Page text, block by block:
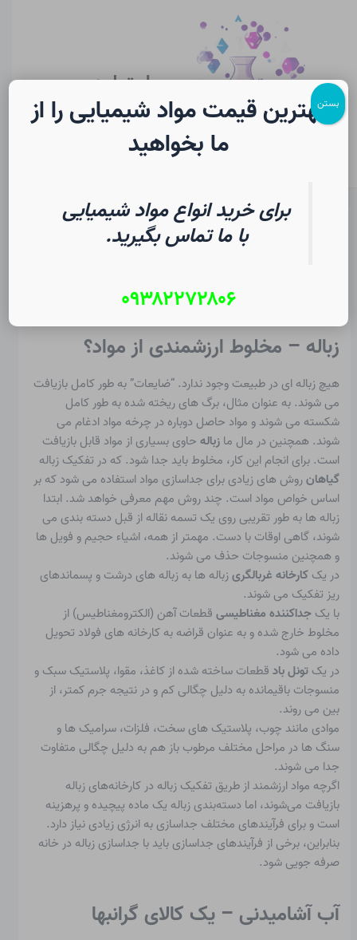
سایت لرن
شیمی
جداسازی مواد در شیمی | فرهنگ
Christopher J. Ziegler
زباله – مخلوط ارزشمندی از مواد؟
هیچ زباله ای در طبیعت وجود ندارد. “ضایعات” به طور کامل بازیافت
می شوند. به عنوان مثال، برگ های ریخته شده به طور کامل
شکسته می شوند و مواد حاصل دوباره در چرخه مواد ادغام می
شوند. همچنین در مال مازباله حاوی بسیاری از مواد قابل بازیافت
است. برای انجام این کار، مخلوط باید جدا شود. که در تفکیک زباله
گیاهانروش های زیادی برای جداسازی مواد استفاده می شود که بر
اساس خواص مواد است. چند روش مهم معرفی خواهد شد. ابتدا
زباله ها به طور تقریبی روی یک تسمه نقاله از قبل دسته بندی می
شوند، گاهی اوقات با دست. مهمتر از همه، اشیاء حجیم و فویل ها
و همچنین منسوجات حذف می شوند.
در یککارخانه غربالگریزباله ها به زباله های درشت و پسماندهای
ریز تفکیک می شوند.
با یکجداکننده مغناطیسی قطعات آهن (الکترومغناطیس) از
مخلوط خارج شده و به عنوان قراضه به کارخانه های فولاد تحویل
داده می شود.
در یکتونل باد قطعات ساخته شده از کاغذ، مقوا، پلاستیک سبک و
منسوجات باقیمانده به دلیل چگالی کم و در نتیجه جرم کمتر، از
بین می روند.
موادی مانند چوب، پلاستیک های سخت، فلزات، سرامیک ها و
سنگ ها در مراحل مختلف مرطوب باز هم به دلیل چگالی متفاوت
جدا می شوند.
اگرچه مواد ارزشمند از طریق تفکیک زباله در کارخانه‌های زباله
بازیافت می‌شوند، اما دسته‌بندی زباله یک ماده پیچیده و پرهزینه
است و برای فرآیندهای مختلف جداسازی به انرژی زیادی نیاز دارد.
بنابراین، برخی از فرآیندهای جداسازی باید با جداسازی زباله در خانه
صرفه جویی شود.
آب آشامیدنی – یک کالای گرانبها
بهترین قیمت مواد شیمیایی را از
ما بخواهید
برای خرید انواع مواد شیمیایی
با ما تماس بگیرید.
۰۹۳۸۲۲۷۲۸۰۶
بستن